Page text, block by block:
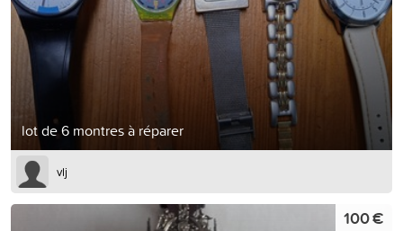
lot de 6 montres à réparer
vlj
100 €